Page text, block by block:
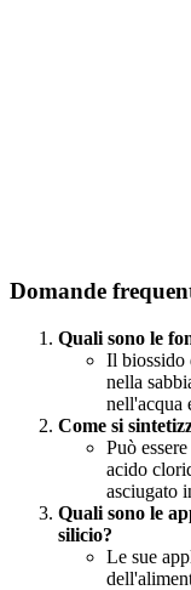
Domande
Quali sono le
Il biossido
nella
nell'acqua
Come si
Può
acido
asciugato
Quali sono le
silicio?
Le sue